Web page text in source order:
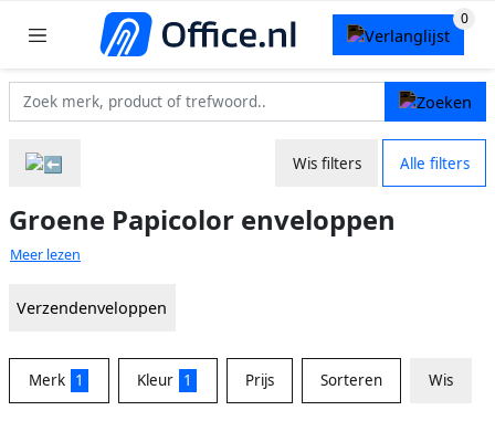
Wis filters Alle filters
Groene Papicolor enveloppen
Meer lezen
Verzendenveloppen
Merk 1 Kleur 1 Prijs Sorteren Wis